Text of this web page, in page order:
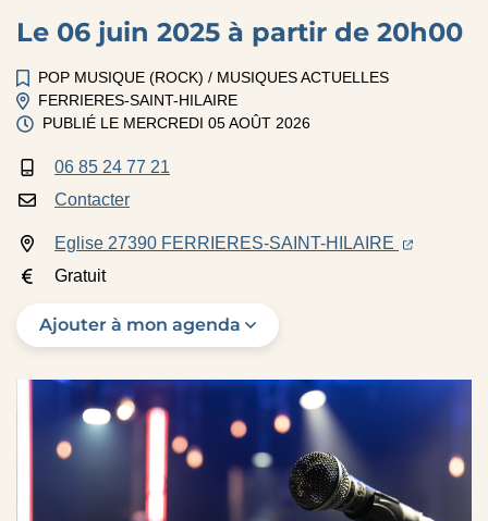
Le 06 juin 2025 à partir de 20h00
POP MUSIQUE (ROCK) / MUSIQUES ACTUELLES
FERRIERES-SAINT-HILAIRE
PUBLIÉ LE MERCREDI 05 AOÛT 2026
INFOS UTILES
06 85 24 77 21
Contacter
Eglise 27390 FERRIERES-SAINT-HILAIRE (ouverture
Gratuit
Ajouter à mon agenda